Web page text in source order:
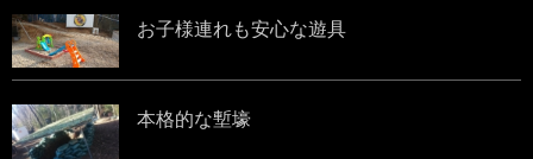
お子様連れも安心な遊具
本格的な塹壕